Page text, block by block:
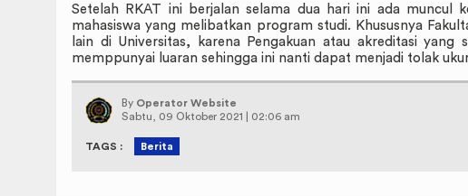
Setelah RKAT ini berjalan selama dua hari ini ada muncul
mahasiswa yang melibatkan program studi. Khususnya
lain di Universitas, karena Pengakuan atau akreditasi
memppunyai luaran sehingga ini nanti dapat menjadi tolak
By Operator Website
Sabtu, 09 Oktober 2021 | 02:06 am
TAGS : Berita